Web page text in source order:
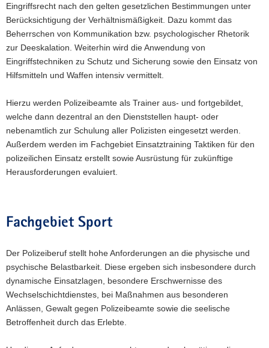
Eingriffsrecht nach den gelten gesetzlichen Bestimmungen unter
Berücksichtigung der Verhältnismäßigkeit. Dazu kommt das
Beherrschen von Kommunikation bzw. psychologischer Rhetorik
zur Deeskalation. Weiterhin wird die Anwendung von
Eingriffstechniken zu Schutz und Sicherung sowie den Einsatz von
Hilfsmitteln und Waffen intensiv vermittelt.
Hierzu werden Polizeibeamte als Trainer aus- und fortgebildet,
welche dann dezentral an den Dienststellen haupt- oder
nebenamtlich zur Schulung aller Polizisten eingesetzt werden.
Außerdem werden im Fachgebiet Einsatztraining Taktiken für den
polizeilichen Einsatz erstellt sowie Ausrüstung für zukünftige
Herausforderungen evaluiert.
Fachgebiet Sport
Der Polizeiberuf stellt hohe Anforderungen an die physische und
psychische Belastbarkeit. Diese ergeben sich insbesondere durch
dynamische Einsatzlagen, besondere Erschwernisse des
Wechselschichtdienstes, bei Maßnahmen aus besonderen
Anlässen, Gewalt gegen Polizeibeamte sowie die seelische
Betroffenheit durch das Erlebte.